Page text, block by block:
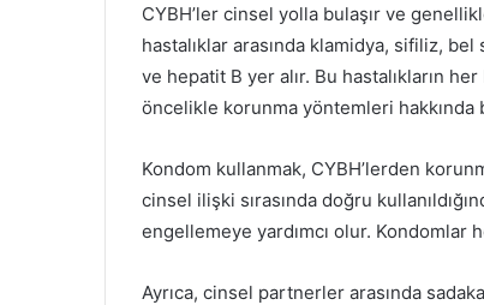
CYBH’ler cinsel yolla bulaşır ve
hastalıklar arasında klamidya, sifiliz,
ve hepatit B yer alır. Bu hastalıkların
öncelikle korunma yöntemleri
Kondom kullanmak, CYBH’lerden
cinsel ilişki sırasında doğru
engellemeye yardımcı olur. Kondomlar
Ayrıca, cinsel partnerler arasında